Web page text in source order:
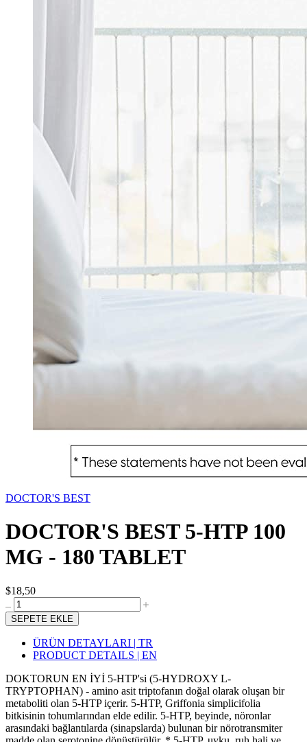
DOCTOR'S BEST
DOCTOR'S BEST 5-HTP 100
MG - 180 TABLET
$18,50
SEPETE EKLE
ÜRÜN DETAYLARI | TR
PRODUCT DETAILS | EN
DOKTORUN EN İYİ 5-HTP'si (5-HYDROXY L-
TRYPTOPHAN) - amino asit triptofanın doğal olarak oluşan bir
metaboliti olan 5-HTP içerir. 5-HTP, Griffonia simplicifolia
bitkisinin tohumlarından elde edilir. 5-HTP, beyinde, nöronlar
arasındaki bağlantılarda (sinapslarda) bulunan bir nörotransmiter